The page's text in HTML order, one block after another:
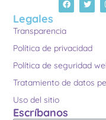
Legales
Transparencia
Política de privacidad
Política de seguridad
Tratamiento de datos
Uso del sitio
Escríbanos